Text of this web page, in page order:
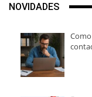
NOVIDADES